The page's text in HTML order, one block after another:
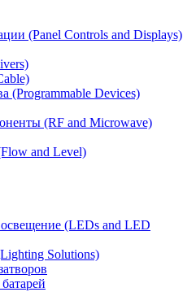
(Panel Controls and Displays)
(Programmable Devices)
(RF and Microwave)
and Level)
(LEDs and LED
Solutions)